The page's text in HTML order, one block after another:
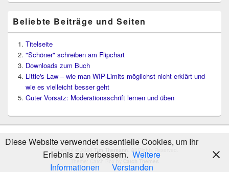
Beliebte Beiträge und Seiten
Titelseite
"Schöner" schreiben am Flipchart
Downloads zum Buch
Little's Law – wie man WIP-Limits möglichst nicht erklärt und
wie es vielleicht besser geht
Guter Vorsatz: Moderationsschrift lernen und üben
Copyright © 2026 Tim Themann
. All Rights Reserved.
Diese Website verwendet essentielle Cookies, um Ihr
Erlebnis zu verbessern. Weitere
Informationen
Verstanden